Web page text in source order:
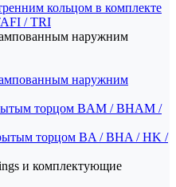
кольцом в комплекте
/ TRI
наружним
наружним
торцом BAM / BHAM /
торцом BA / BHA / HK /
и комплектующие